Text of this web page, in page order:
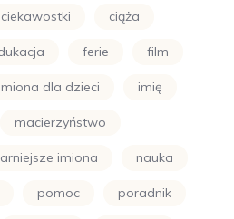
ciekawostki ciąża
ferie film
imiona dla dzieci imię
macierzyństwo
imiona nauka
pomoc poradnik